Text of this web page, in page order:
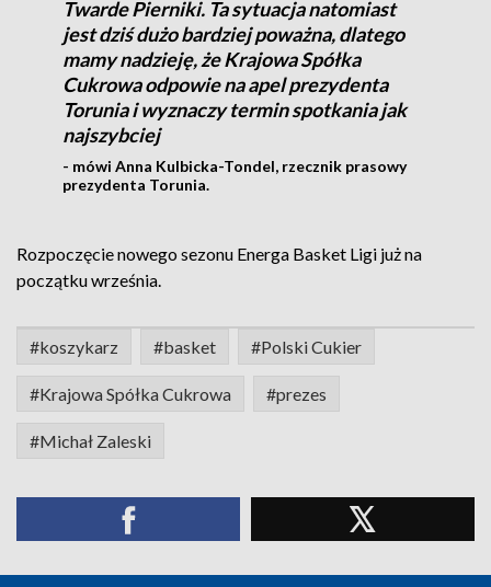
Twarde Pierniki. Ta sytuacja natomiast
jest dziś dużo bardziej poważna, dlatego
mamy nadzieję, że Krajowa Spółka
Cukrowa odpowie na apel prezydenta
Torunia i wyznaczy termin spotkania jak
najszybciej
- mówi Anna Kulbicka-Tondel, rzecznik prasowy
prezydenta Torunia.
Rozpoczęcie nowego sezonu Energa Basket Ligi już na
początku września.
#koszykarz #basket #Polski Cukier
#Krajowa Spółka Cukrowa #prezes
#Michał Zaleski